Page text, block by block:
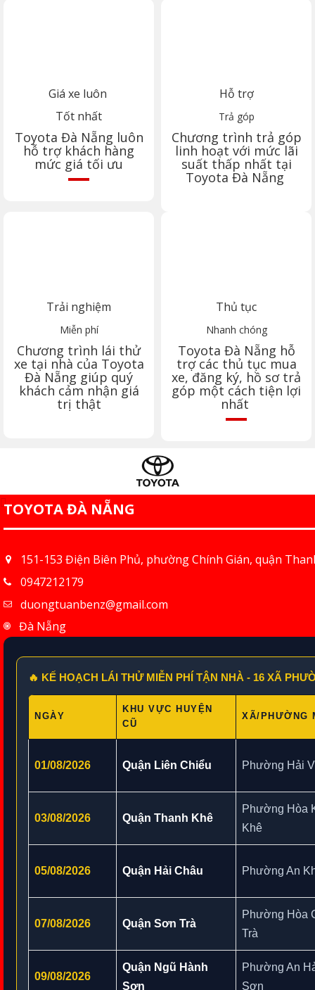
Giá xe luôn
Tốt nhất
Toyota Đà Nẵng luôn
hỗ trợ khách hàng
mức giá tối ưu
Hỗ trợ
Trả góp
Chương trình trả góp
linh hoạt với mức lãi
suất thấp nhất tại
Toyota Đà Nẵng
Trải nghiệm
Miễn phí
Chương trình lái thử
xe tại nhà của Toyota
Đà Nẵng giúp quý
khách cảm nhận giá
trị thật
Thủ tục
Nhanh chóng
Toyota Đà Nẵng hỗ
trợ các thủ tục mua
xe, đăng ký, hồ sơ trả
góp một cách tiện lợi
nhất
TOYOTA ĐÀ NẴNG
151-153 Điện Biên Phủ, phường Chính Gián, quận
0947212179
duongtuanbenz@gmail.com
Đà Nẵng
🔥 KẾ HOẠCH LÁI THỬ MIỄN PHÍ TẬN NHÀ - 16 XÃ
NGÀY
KHU VỰC HUYỆN
CŨ
XÃ/PHƯỜNG
01/08/2026 Quận Liên Chiểu Phường Hải
03/08/2026 Quận Thanh Khê
Phường Hòa
Khê
05/08/2026 Quận Hải Châu Phường An
07/08/2026 Quận Sơn Trà
Phường Hòa
Trà
09/08/2026
Quận Ngũ Hành
Sơn
Phường An
Sơn